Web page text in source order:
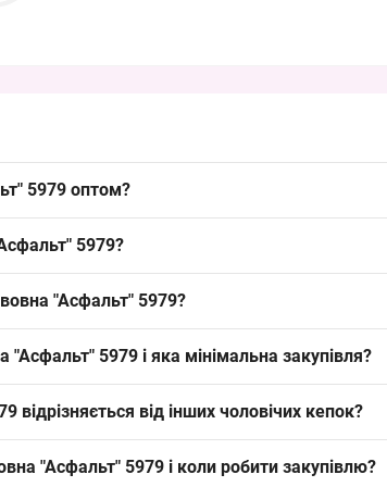
5979 оптом?
5979?
"Асфальт" 5979?
5979 і яка мінімальна закупівля?
від інших чоловічих кепок?
цінового сегмента. Це рішення додає
"Асфальт" 5979 і коли робити закупівлю?